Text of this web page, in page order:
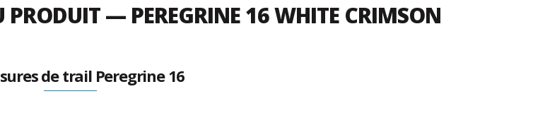
PRODUIT — PEREGRINE 16 WHITE CRIMSON
de trail Peregrine 16